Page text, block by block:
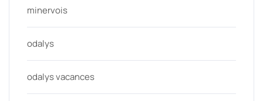
minervois
odalys
odalys vacances